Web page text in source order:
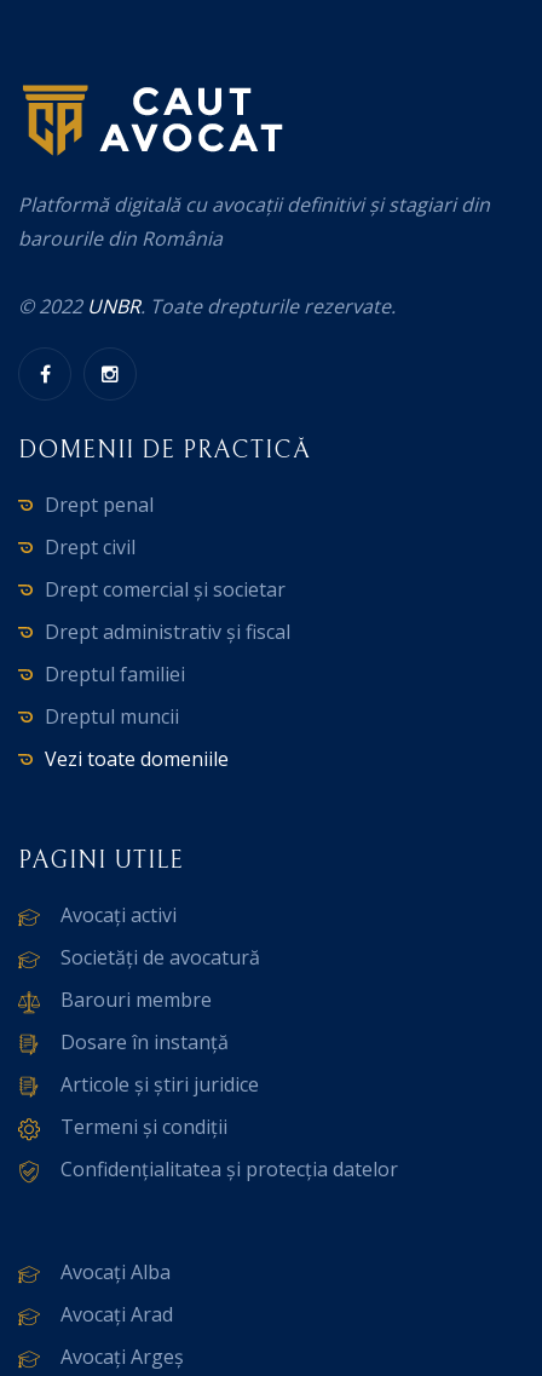
Platformă digitală cu avocații definitivi și stagiari din
barourile din România
© 2022 UNBR. Toate drepturile rezervate.
DOMENII DE PRACTICĂ
Drept penal
Drept civil
Drept comercial și societar
Drept administrativ și fiscal
Dreptul familiei
Dreptul muncii
Vezi toate domeniile
PAGINI UTILE
Avocați activi
Societăți de avocatură
Barouri membre
Dosare în instanță
Articole și știri juridice
Termeni și condiții
Confidențialitatea și protecția datelor
Avocați Alba
Avocați Arad
Avocați Argeș